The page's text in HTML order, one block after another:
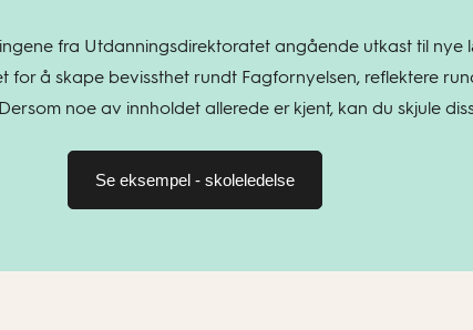
fra Utdanningsdirektoratet angående utkast til
for å skape bevissthet rundt Fagfornyelsen, reflektere
noe av innholdet allerede er kjent, kan du skjule
Se eksempel - skoleledelse